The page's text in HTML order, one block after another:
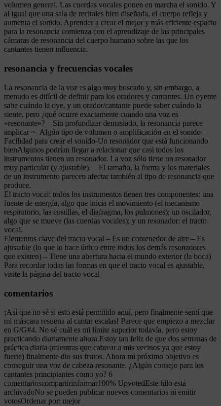
volumen general. Las cuerdas vocales ponen en marcha el sonido. Y
al igual que una sala de recitales bien diseñada, el cuerpo refleja y
aumenta el sonido. Aprender a crear el mejor y más eficiente espacio
para la resonancia comienza con el aprendizaje de las principales
cámaras de resonancia del cuerpo humano sobre las que los
cantantes tienen influencia.
resonancia y frecuencias vocales
La resonancia de la voz es algo muy buscado y, sin embargo, a
menudo es difícil de definir para los oradores y cantantes. Un oyente
sabe cuándo la oye, y un orador/cantante puede saber cuándo la
siente, pero ¿qué ocurre exactamente cuando una voz es
«resonante»? Sin profundizar demasiado, la resonancia parece
implicar ~- Algún tipo de volumen o amplificación en el sonido-
Facilidad para crear el sonido-Un resonador que está funcionando
bienAlgunos podrían llegar a relacionar que casi todos los
instrumentos tienen un resonador. La voz sólo tiene un resonador
muy particular (y ajustable). El tamaño, la forma y los materiales
de un instrumento parecen afectar también al tipo de resonancia que
produce.
El tracto vocal: todos los instrumentos tienen tres componentes: una
fuente de energía, algo que inicia el movimiento (el mecanismo
respiratorio, las costillas, el diafragma, los pulmones); un oscilador,
algo que se mueve (las cuerdas vocales); y un resonador: el tracto
vocal.
Elementos clave del tracto vocal – Es un contenedor de aire – Es
ajustable (lo que lo hace único entre todos los demás resonadores
que existen) – Tiene una abertura hacia el mundo exterior (la boca)
Para recordar todas las formas en que el tracto vocal es ajustable,
visite la página del tracto vocal
comentarios
¡Así que no sé si esto está permitido aquí, pero finalmente sentí que
mi máscara resuena al cantar escalas! Parece que empiezo a mezclar
en G/G#4. No sé cuál es mi límite superior todavía, pero estoy
practicando diariamente ahora.Estoy tan feliz de que dos semanas de
práctica diaria (mientras que cabrear a mis vecinos ya que estoy
fuerte) finalmente dio sus frutos. Ahora mi próximo objetivo es
conseguir una voz de cabeza resonante. ¿Algún consejo para los
cantantes principiantes como yo? 6
comentarioscompartirinformar100% UpvotedEste hilo está
archivadoNo se pueden publicar nuevos comentarios ni emitir
votosOrdenar por: mejor